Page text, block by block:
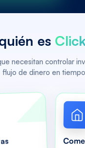
es
necesitan controlar
flujo de dinero en